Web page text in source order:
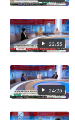
22:55
24:25